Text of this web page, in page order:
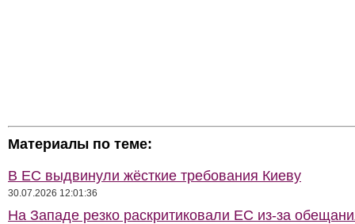
Материалы по теме:
В ЕС выдвинули жёсткие требования Киеву
30.07.2026 12:01:36
На Западе резко раскритиковали ЕС из-за